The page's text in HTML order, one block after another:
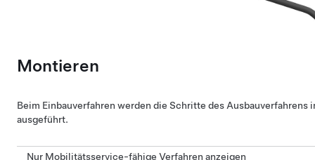
Montieren
Beim Einbauverfahren werden die Schritte des Ausbauverfahrens
ausgeführt.
Nur Mobilitätsservice-fähige Verfahren anzeigen